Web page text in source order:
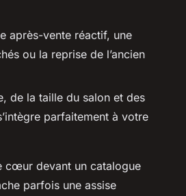
après-vente réactif, une
ou la reprise de l’ancien
de la taille du salon et des
parfaitement à votre
cœur devant un catalogue
parfois une assise